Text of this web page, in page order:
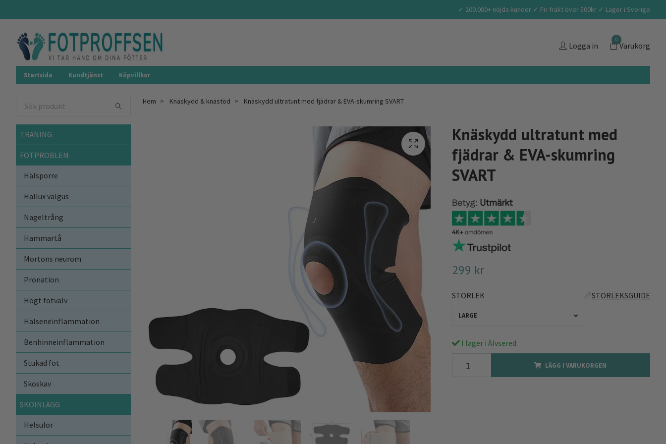
✓ 200.000+ nöjda kunder ✓ Fri frakt över 500kr ✓ Lager i Sverige
Logga in
0
Varukorg
Startsida Kundtjänst Köpvillkor
TRÄNING
FOTPROBLEM
Hälsporre
Hallux valgus
Nageltrång
Hammartå
Mortons neurom
Pronation
Högt fotvalv
Hälseneinflammation
Benhinneinflammation
Stukad fot
Skoskav
SKOINLÄGG
Helsulor
Hem Knäskydd & knästöd Knäskydd ultratunt med fjädrar & EVA-skumring SVART
Knäskydd ultratunt med
fjädrar & EVA-skumring
SVART
299 kr
STORLEK 📏STORLEKSGUIDE
LARGE
I lager i Älvsered
LÄGG I VARUKORGEN